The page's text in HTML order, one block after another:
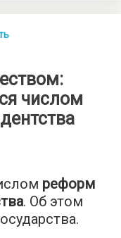
числом
реформ
. Об этом